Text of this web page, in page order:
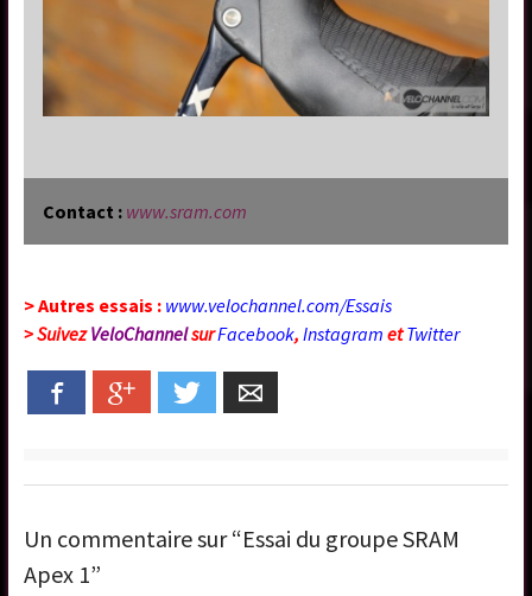
Contact : www.sram.com
> Autres essais : www.velochannel.com/Essais
> SuivezVeloChannelsurFacebook,Instagram etTwitter
Facebook Google+ Twitter
Un commentaire sur “Essai du groupe SRAM
Apex 1”